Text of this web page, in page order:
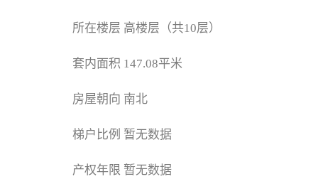
所在楼层 高楼层（共10层）
套内面积 147.08平米
房屋朝向 南北
梯户比例 暂无数据
产权年限 暂无数据